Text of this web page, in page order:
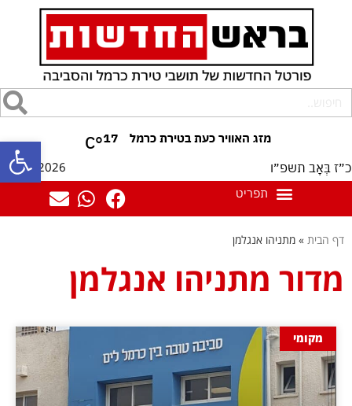
פתח 17
°C
כ״ז בְּאָב תשפ״ו 10/08/2026
דף הבית » מתניהו אנגלמן
מדור מתניהו אנגלמן
מקומי